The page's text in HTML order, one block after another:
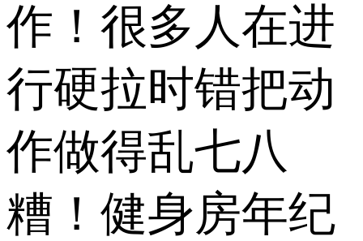
作！很多人在进
行硬拉时错把动
作做得乱七八
糟！健身房年纪